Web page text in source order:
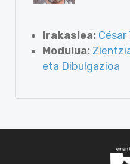
Irakaslea:
Modulua:
eta Dibulgazioa